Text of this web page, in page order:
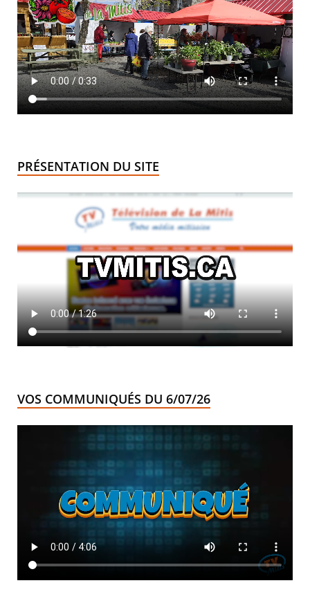
PRÉSENTATION DU SITE
VOS COMMUNIQUÉS DU 6/07/26